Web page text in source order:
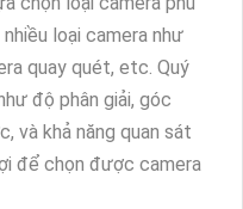
loại camera như
quay quét, etc. Quý
độ phân giải, góc
và khả năng quan sát
để chọn được camera